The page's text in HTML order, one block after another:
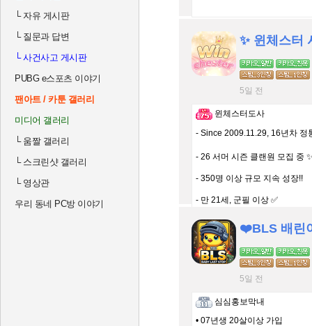
└자유 게시판
└질문과 답변
└사건사고 게시판
PUBG e스포츠 이야기
팬아트 / 카툰 갤러리
미디어 갤러리
└움짤 갤러리
└스크린샷 갤러리
└영상관
우리 동네 PC방 이야기
✨ 윈체스터
5일 전
윈체스터도사
- Since 2009.11.29, 16년차
- 26 서머 시즌 클랜원 모집 중
- 350명 이상 규모 지속 성장!!
- 만 21세, 군필 이상 ✅
5일 전
심심홍보막내
• 07년생 20살이상 가입